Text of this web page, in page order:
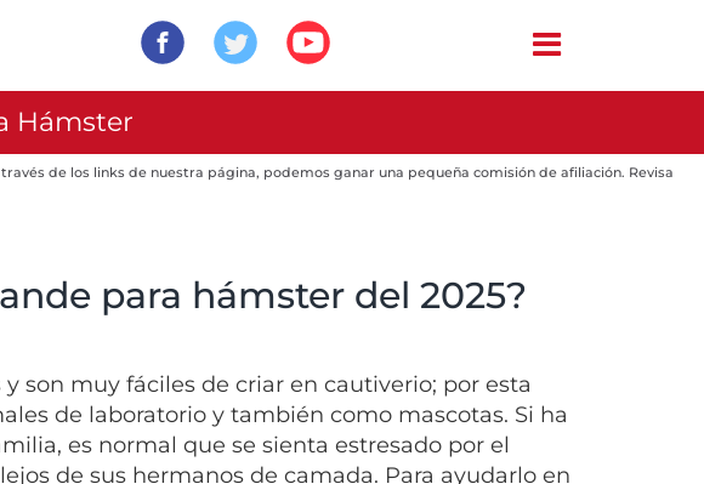
Hámster
de los links de nuestra página, podemos ganar una pequeña comisión de afiliación. Revisa
para hámster del 2025?
son muy fáciles de criar en cautiverio; por esta
de laboratorio y también como mascotas. Si ha
es normal que se sienta estresado por el
de sus hermanos de camada. Para ayudarlo en